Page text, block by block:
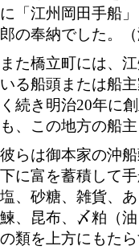
に「江州岡田手船
郎の奉納でした。
また橋立町には、
いる船頭または船
く続き明治20年に
も、この地方の船
彼らは御本家の沖
下に富を蓄積して
塩、砂糖、雑貨、
鰊、昆布、〆粕（
の類を上方にもた